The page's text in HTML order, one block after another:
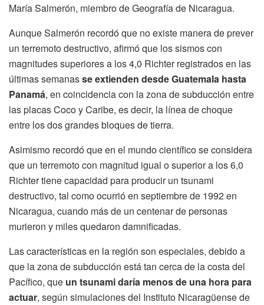
María Salmerón, miembro de Geografía de Nicaragua.
Aunque Salmerón recordó que no existe manera de prever
un terremoto destructivo, afirmó que los sismos con
magnitudes superiores a los 4,0 Richter registrados en las
últimas semanasse extienden desde Guatemala hasta
Panamá, en coincidencia con la zona de subducción entre
las placas Coco y Caribe, es decir, la línea de choque
entre los dos grandes bloques de tierra.
Asimismo recordó que en el mundo científico se considera
que un terremoto con magnitud igual o superior a los 6,0
Richter tiene capacidad para producir un tsunami
destructivo, tal como ocurrió en septiembre de 1992 en
Nicaragua, cuando más de un centenar de personas
murieron y miles quedaron damnificadas.
Las características en la región son especiales, debido a
que la zona de subducción está tan cerca de la costa del
Pacífico, que un tsunami daría menos de una hora para
actuar, según simulaciones del Instituto Nicaragüense de